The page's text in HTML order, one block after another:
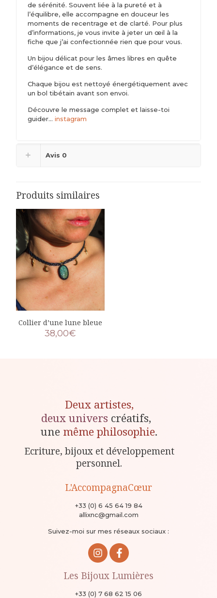
de sérénité. Souvent liée à la pureté et à
l’équilibre, elle accompagne en douceur les
moments de recentrage et de clarté. Pour plus
d’informations, je vous invite à jeter un œil à la
fiche que j’ai confectionnée rien que pour vous.
Un bijou délicat pour les âmes libres en quête
d’élégance et de sens.
Chaque bijou est nettoyé énergétiquement avec
un bol tibétain avant son envoi.
Découvre le message complet et laisse-toi
guider…instagram
Avis 0
Produits similaires
Collier d’une lune bleue
38,00€
Deux artistes,
deux univers créatifs,
une même philosophie.
Ecriture, bijoux et développement
personnel.
L'AccompagnaCœur
+33 (0) 6 45 64 19 84
allixnc@gmail.com
Suivez-moi sur mes réseaux sociaux :
Les Bijoux Lumières
+33 (0) 7 68 62 15 06